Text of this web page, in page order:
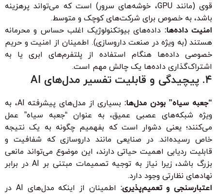
قوی (مانند GPU، خوشه‌های سرور) است که می‌تواند پرهزینه
باشد، به خصوص برای شرکت‌های کوچک و متوسط.
امنیت داده‌ها: داده‌های بیوتکنولوژیک اغلب حساس و محرمانه
هستند (به ویژه در صنعت داروسازی). اطمینان از امنیت و حریم
خصوصی داده‌ها هنگام استفاده از پلتفرم‌های ابری یا به
اشتراک‌گذاری داده‌ها یک چالش مهم است.
۴. پیچیدگی و قابلیت تفسیر مدل‌های AI
“جعبه سیاه” بودن مدل‌ها:
بسیاری از مدل‌های پیشرفته AI، به
ویژه شبکه‌های عصبی عمیق، به عنوان “جعبه سیاه” عمل
می‌کنند؛ یعنی دشوار است که بفهمیم چگونه به یک نتیجه
خاص رسیده‌اند. در صنایعی مانند داروسازی که شفافیت و
قابلیت ردیابی اهمیت حیاتی دارند، این موضوع می‌تواند مانعی
بزرگ باشد، زیرا نیاز به توجیه تصمیمات مبتنی بر AI در برابر
نهادهای نظارتی وجود دارد.
اعتبارسنجی و تعمیم‌پذیری:
اطمینان از اینکه مدل‌های AI در